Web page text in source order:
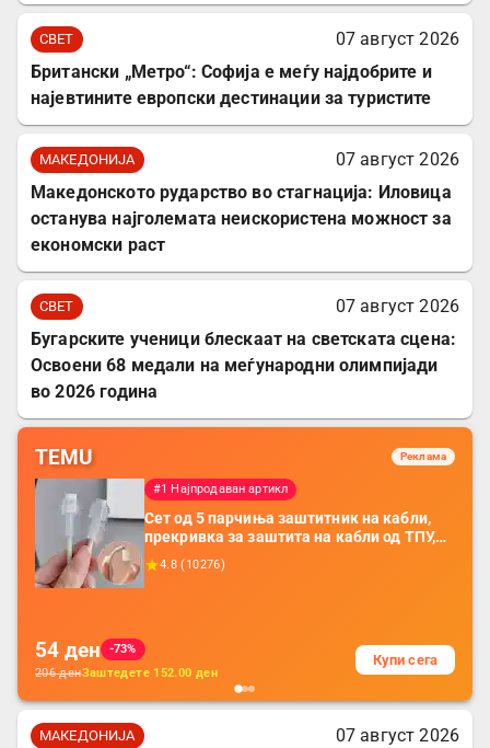
СВЕТ
07 август 2026
Британски „Метро“: Софија е меѓу најдобрите и
најевтините европски дестинации за туристите
МАКЕДОНИЈА
07 август 2026
Македонското рударство во стагнација: Иловица
останува најголемата неискористена можност за
економски раст
СВЕТ
07 август 2026
Бугарските ученици блескаат на светската сцена:
Освоени 68 медали на меѓународни олимпијади
во 2026 година
TEMU Реклама
#1 Најпродаван артикл
Сет од 5 парчиња заштитник на кабли,
прекривка за заштита на кабли од ТПУ,
додатоци за заштита на кабли, без
батерија, за мобилни телефони, комплет
4.8 (10276)
54 ден
-73%
206денЗаштедете 152.00 ден
Купи сега
МАКЕДОНИЈА
07 август 2026